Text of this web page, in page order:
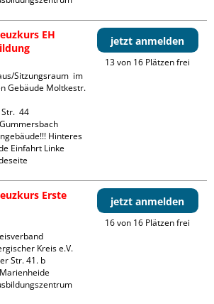
EH
Sitzungsraum  im
Gebäude Moltkestr.
44
Hinteres
Einfahrt Linke
jetzt anmelden
13 von 16 Plätzen frei
Erste
Kreis e.V.
Str. 41. b
jetzt anmelden
16 von 16 Plätzen frei